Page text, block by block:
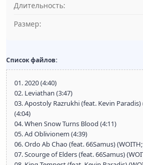
Длительность:
Размер:
Список файлов:
01. 2020 (4:40)
02. Leviathan (3:47)
03. Apostoly Razrukhi (feat. Kevin
(4:04)
04. When Snow Turns Blood (4:11)
05. Ad Oblivionem (4:39)
06. Ordo Ab Chao (feat. 66Samus)
07. Scourge of Elders (feat. 66Samus)